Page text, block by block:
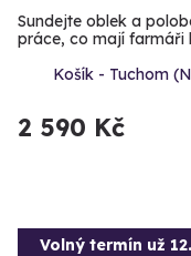
Sundejte oblek a
práce, co mají farmáři
Košík - Tuchom
2 590 Kč
Volný termín už